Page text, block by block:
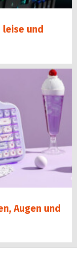
und
Augen und